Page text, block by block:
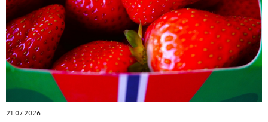
21.07.2026